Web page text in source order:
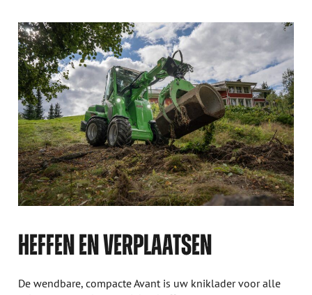
HEFFEN EN VERPLAATSEN
De wendbare, compacte Avant is uw kniklader voor alle